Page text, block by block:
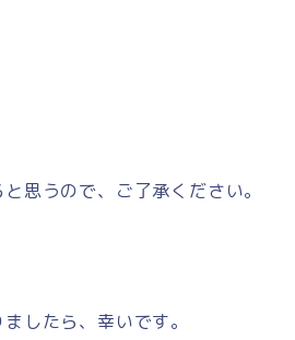
思うので、ご了承ください。
したら、幸いです。